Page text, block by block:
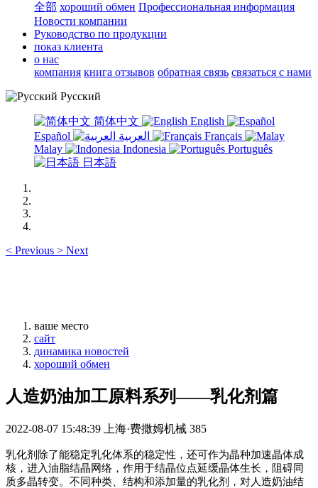
全部 хороший обмен Профессиональная информация
Новости компании
Руководство по продукции
показ клиента
о нас
компания книга отзывов обратная связь связаться с нами
Русский
简体中文
English
Español
Français
Malay
Indonesia
Português
日本語
< Previous > Next
ваше место
сайт
динамика новостей
хороший обмен
人造奶油加工原料系列——乳化剂篇
2022-08-07 15:48:39 上海·费撒姆机械 385
乳化剂除了能稳定乳化体系的稳定性，还可作为晶种加速晶体成
核，进入油脂结晶网络，作用于结晶位点延缓晶体生长，阻碍同
质多晶转变。 不同种类
结构和添加量的乳化剂，对人造奶油结